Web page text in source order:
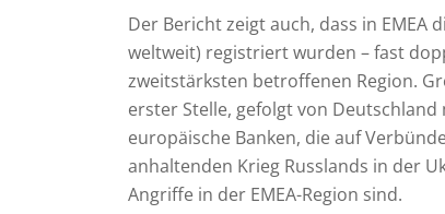
Der Bericht zeigt auch, dass in EMEA
weltweit) registriert wurden – fast
zweitstärksten betroffenen Region.
erster Stelle, gefolgt von
europäische Banken, die auf
anhaltenden Krieg Russlands in der
Angriffe in der EMEA-Region sind.